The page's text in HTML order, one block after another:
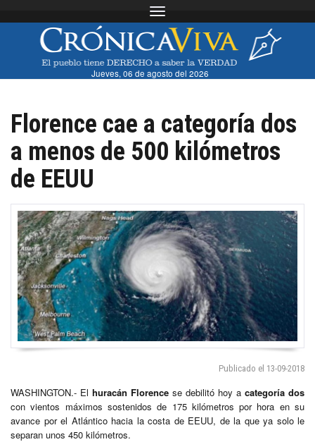
Toggle navigation
Jueves, 06 de agosto del 2026
Florence cae a categoría dos
a menos de 500 kilómetros
de EEUU
Publicado el 13-09-2018
WASHINGTON.- El huracán Florence se debilitó hoy a categoría dos
con vientos máximos sostenidos de 175 kilómetros por hora en su
avance por el Atlántico hacia la costa de EEUU, de la que ya solo le
separan unos 450 kilómetros.